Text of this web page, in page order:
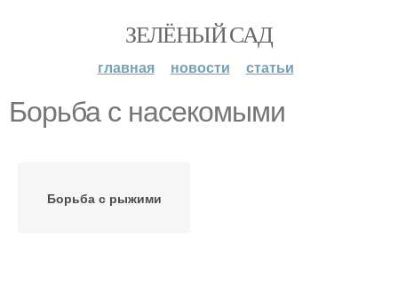
ЗЕЛЁНЫЙ САД
главная новости статьи
Борьба с насекомыми
Борьба с рыжими